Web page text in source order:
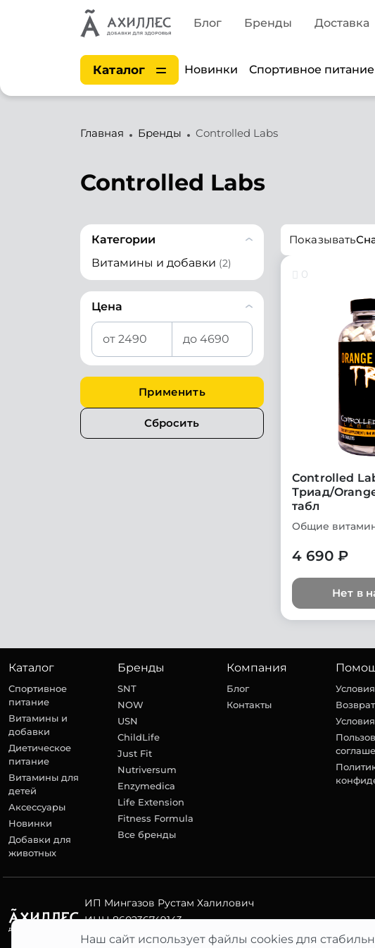
Блог Бренды Доставка
Каталог Новинки Спортивное питание
Главная Бренды Controlled Labs
Controlled Labs
Категории
Витамины и добавки (2)
Цена
Применить
Сбросить
Показывать
0
Controlled
Триад/
табл
Общие
4 690 ₽
Нет в
Наш сайт использует файлы cookies для
Каталог
Спортивное
питание
Витамины и
добавки
Диетическое
питание
Витамины для
детей
Аксессуары
Новинки
Добавки для
животных
Бренды
SNT
NOW
USN
ChildLife
Just Fit
Nutriversum
Enzymedica
Life Extension
Fitness Formula
Все бренды
Компания
Блог
Контакты
ИП Мингазов Рустам Халилович
ИНН 860236749143
ОГРНИП 313860203800055